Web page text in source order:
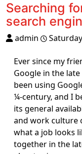
Searching
search
admin
Ever since my
Google in the
been using
¼-century, and I
its general
and work culture
what a job looks
together in the